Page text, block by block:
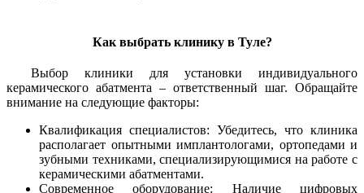
Как выбрать клинику в Туле?
Выбор клиники для установки индивидуального
керамического абатмента – ответственный шаг. Обращайте
внимание на следующие факторы:
Квалификация специалистов: Убедитесь, что клиника
располагает опытными имплантологами, ортопедами и
зубными техниками, специализирующимися на работе с
керамическими абатментами.
Современное оборудование: Наличие цифровых